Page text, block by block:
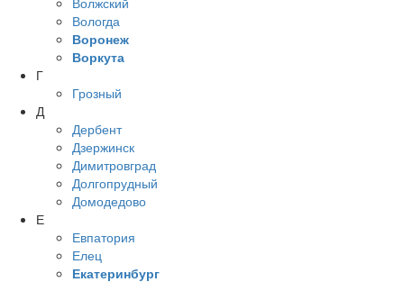
Вологда
Воронеж
Воркута
Г
Грозный
Д
Дербент
Дзержинск
Димитровград
Долгопрудный
Домодедово
Е
Евпатория
Елец
Екатеринбург